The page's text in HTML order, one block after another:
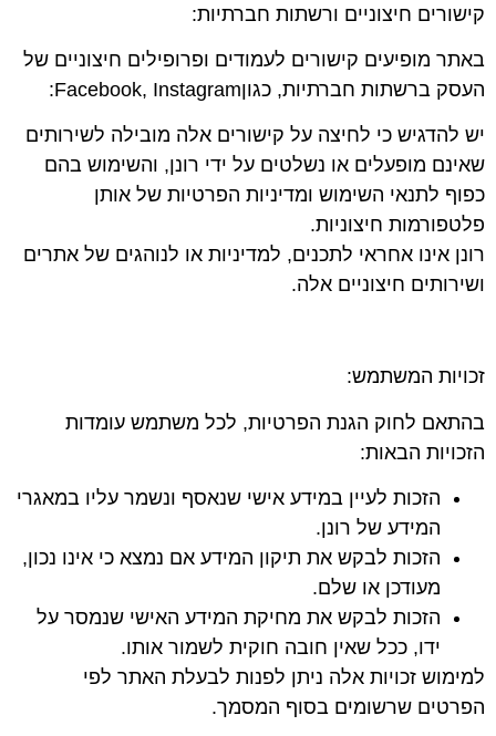
קישורים חיצוניים ורשתות חברתיות:
באתר מופיעים קישורים לעמודים ופרופילים חיצוניים של
העסק ברשתות חברתיות, כגוןFacebook, Instagram:
יש להדגיש כי לחיצה על קישורים אלה מובילה לשירותים
שאינם מופעלים או נשלטים על ידי רונן, והשימוש בהם
כפוף לתנאי השימוש ומדיניות הפרטיות של אותן
פלטפורמות חיצוניות.
רונן אינו אחראי לתכנים, למדיניות או לנוהגים של אתרים
ושירותים חיצוניים אלה.
זכויות המשתמש:
בהתאם לחוק הגנת הפרטיות, לכל משתמש עומדות
הזכויות הבאות:
הזכות לעיין במידע אישי שנאסף ונשמר עליו במאגרי
המידע של רונן.
הזכות לבקש את תיקון המידע אם נמצא כי אינו נכון,
מעודכן או שלם.
הזכות לבקש את מחיקת המידע האישי שנמסר על
ידו, ככל שאין חובה חוקית לשמור אותו.
למימוש זכויות אלה ניתן לפנות לבעלת האתר לפי
הפרטים שרשומים בסוף המסמך.